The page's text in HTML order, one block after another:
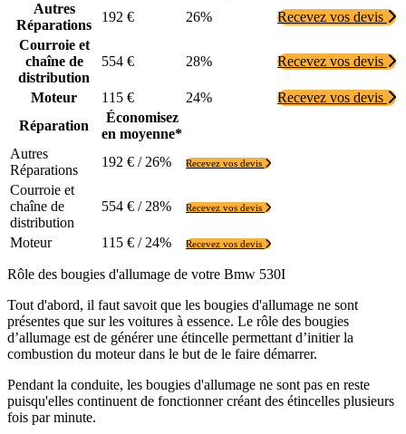
Autres
Réparations
192 € 26%
Recevez vos devis
Courroie et
chaîne de
distribution
554 € 28% Recevez vos devis
Moteur 115 € 24%
Recevez vos devis
Réparation
Économisez
en moyenne*
Autres
Réparations
192 € / 26% Recevez vos devis
Courroie et
chaîne de
distribution
554 € / 28% Recevez vos devis
Moteur 115 € / 24% Recevez vos devis
Rôle des bougies d'allumage de votre Bmw 530I
Tout d'abord, il faut savoit que les bougies d'allumage ne sont
présentes que sur les voitures à essence. Le rôle des bougies
d’allumage est de générer une étincelle permettant d’initier la
combustion du moteur dans le but de le faire démarrer.
Pendant la conduite, les bougies d'allumage ne sont pas en reste
puisqu'elles continuent de fonctionner créant des étincelles plusieurs
fois par minute.